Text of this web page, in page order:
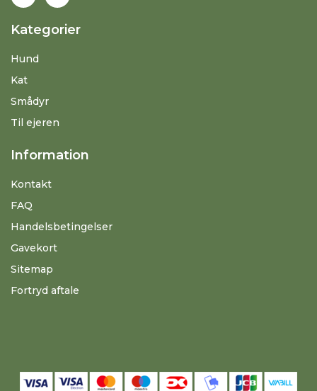
Kategorier
Hund
Kat
Smådyr
Til ejeren
Information
Kontakt
FAQ
Handelsbetingelser
Gavekort
Sitemap
Fortryd aftale